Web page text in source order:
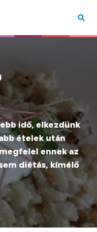
idő, elkezdünk
ételek után
ennek az
diétás, kímélő